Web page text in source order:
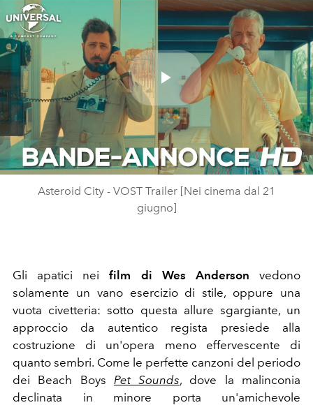
Play
Video
Asteroid City - VOST Trailer [Nei cinema dal 21
giugno]
Gli apatici neifilm di Wes Andersonvedono
solamente un vano esercizio di stile, oppure una
vuota civetteria: sotto questa allure sgargiante, un
approccio da autentico regista presiede alla
costruzione di
un'opera meno effervescente di
quanto sembri. Come le perfette canzoni del periodo
dei Beach Boys Pet Sounds, dove la malinconia
declinata in minore porta un'amichevole